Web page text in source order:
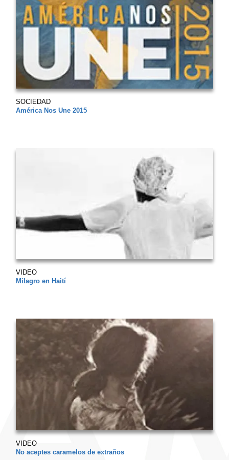
SOCIEDAD
América Nos Une 2015
VIDEO
Milagro en Haití
VIDEO
No aceptes caramelos de extraños